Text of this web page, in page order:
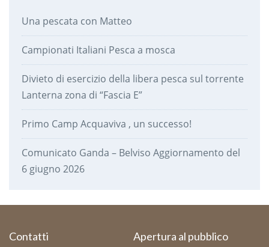
Una pescata con Matteo
Campionati Italiani Pesca a mosca
Divieto di esercizio della libera pesca sul torrente
Lanterna zona di “Fascia E”
Primo Camp Acquaviva , un successo!
Comunicato Ganda – Belviso Aggiornamento del
6 giugno 2026
Contatti Apertura al pubblico